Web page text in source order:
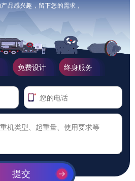
品感兴趣，留下您的需求，
免费设计 终身服务
提交